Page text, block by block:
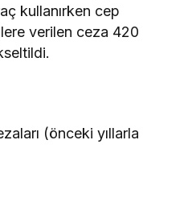
kullanırken cep
verilen ceza 420
(önceki yıllarla